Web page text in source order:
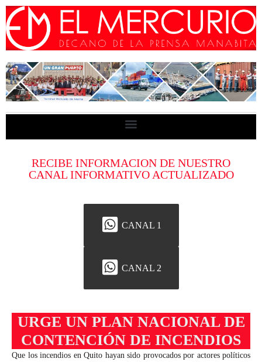
RECIBE INFORMACION DE NUESTRO
CANAL INFORMATIVO ACTUALIZADO
CANAL 1
CANAL 2
URGE UN PLAN NACIONAL DE
CONTENCIÓN DE INCENDIOS
Que los incendios en Quito hayan sido provocados por actores políticos